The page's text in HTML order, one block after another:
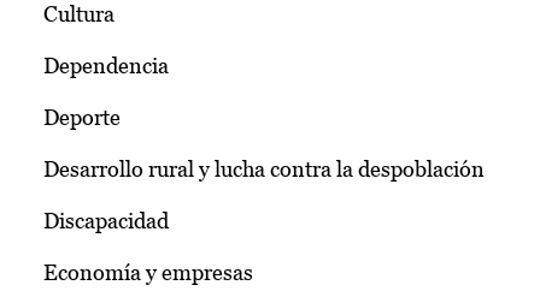
Cultura
Dependencia
Deporte
Desarrollo rural y lucha contra la despoblación
Discapacidad
Economía y empresas